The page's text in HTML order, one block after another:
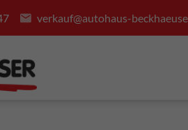
verkauf@autohaus-